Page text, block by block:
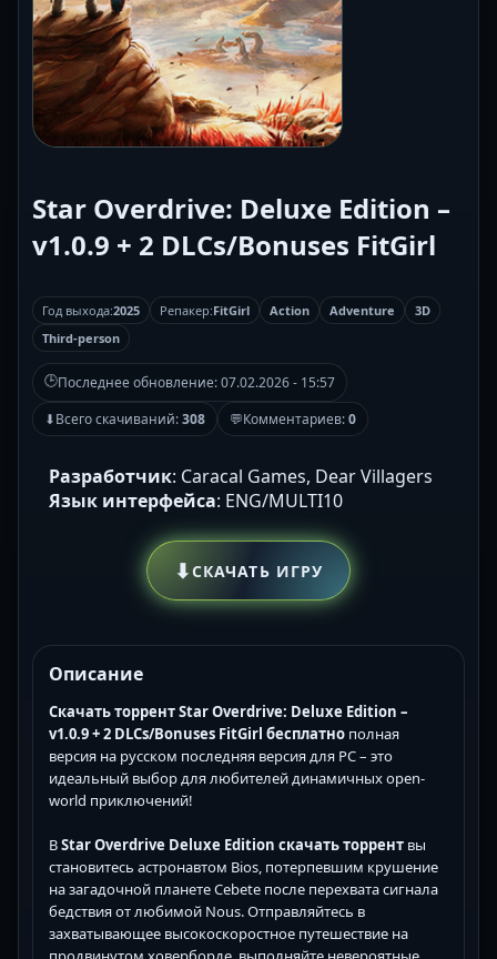
Star Overdrive: Deluxe Edition –
v1.0.9 + 2 DLCs/Bonuses FitGirl
Год выхода:2025 Репакер:FitGirl Action Adventure
3D
Third-person
🕒Последнее обновление:07.02.2026 - 15:57
⬇Всего скачиваний:308 💬Комментариев:0
Разработчик: Caracal Games, Dear Villagers
Язык интерфейса: ENG/MULTI10
⬇СКАЧАТЬ ИГРУ
Описание
Скачать торрент Star Overdrive: Deluxe Edition –
v1.0.9 + 2 DLCs/Bonuses FitGirl бесплатно полная
версия на русском последняя версия для PC – это
идеальный выбор для любителей динамичных open-
world приключений!
ВStar Overdrive Deluxe Edition скачать торрент вы
становитесь астронавтом Bios, потерпевшим крушение
на загадочной планете Cebete после перехвата сигнала
бедствия от любимой Nous. Отправляйтесь в
захватывающее высокоскоростное путешествие на